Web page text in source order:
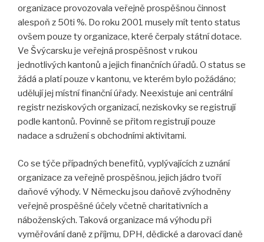
organizace provozovala veřejně prospěšnou činnost
alespoň z 50ti %. Do roku 2001 musely mít tento status
ovšem pouze ty organizace, které čerpaly státní dotace.
Ve Švýcarsku je veřejná prospěšnost v rukou
jednotlivých kantonů a jejich finančních úřadů. O status se
žádá a platí pouze v kantonu, ve kterém bylo požádáno;
udělují jej místní finanční úřady. Neexistuje ani centrální
registr neziskových organizací, neziskovky se registrují
podle kantonů. Povinně se přitom registrují pouze
nadace a sdružení s obchodními aktivitami.
Co se týče případných benefitů, vyplývajících z uznání
organizace za veřejně prospěšnou, jejich jádro tvoří
daňové výhody. V Německu jsou daňově zvýhodněny
veřejně prospěšné účely včetně charitativních a
náboženských. Taková organizace má výhodu při
vyměřování daně z příjmu, DPH, dědické a darovací daně